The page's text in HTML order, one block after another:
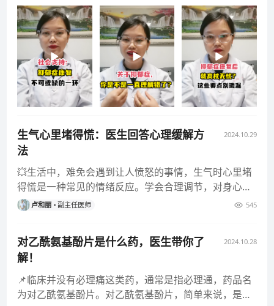
生气心里堵得慌：医生回答心理缓解方
法
2024.10.29
💥生活中，难免会遇到让人愤怒的事情，生气时心里堵
得慌是一种常见的情绪反应。学会合理调节，对身心健
康非常重要。 💡 深
卢和丽 副主任医师 545
对乙酰氨基酚片是什么药，医生带你了
解！
2024.10.28
📌临床并没有必理痛这类药，通常是指必理通，药品名
为对乙酰氨基酚片。对乙酰氨基酚片，简单来说，是一